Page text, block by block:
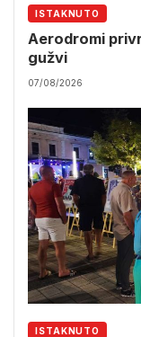
ISTAKNUTO
Aerodromi
gužvi
07/08/2026
ISTAKNUTO